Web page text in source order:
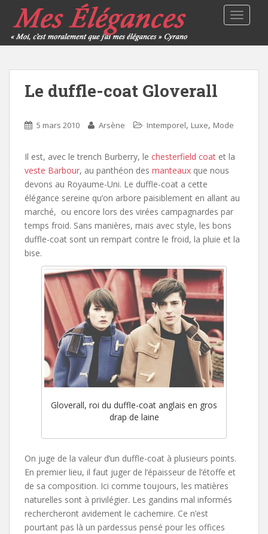
Le duffle-coat Gloverall
5 mars 2010 Arsène Intemporel, Luxe, Mode
Il est, avec le trench Burberry, le chesterfield coat et la
veste Barbour, au panthéon des manteaux que nous
devons au Royaume-Uni. Le duffle-coat a cette
élégance sereine qu’on arbore paisiblement en allant au
marché, ou encore lors des virées campagnardes par
temps froid. Sans manières, mais avec style, les bons
duffle-coat sont un rempart contre le froid, la pluie et la
bise.
Gloverall, roi du duffle-coat anglais en gros
drap de laine
On juge de la valeur d’un duffle-coat à plusieurs points.
En premier lieu, il faut juger de l’épaisseur de l’étoffe et
de sa composition. Ici comme toujours, les matières
naturelles sont à privilégier. Les gandins mal informés
rechercheront avidement le cachemire. Ce n’est
pourtant pas là un pardessus pensé pour les offices